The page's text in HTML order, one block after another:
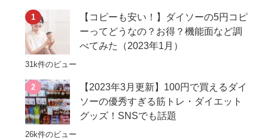
【コピーも安い！】ダイソーの5円コピ
ーってどうなの？お得？機能面など調
べてみた（2023年1月）
31k件のビュー
【2023年3月更新】100円で買えるダイ
ソーの優秀すぎる筋トレ・ダイエット
グッズ！SNSでも話題
26k件のビュー